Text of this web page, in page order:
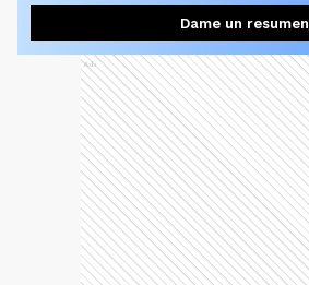
Dame un resumen
Ads